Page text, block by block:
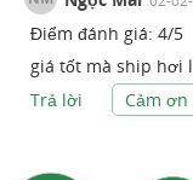
Điểm đánh giá: 4/5
giá tốt mà ship hơi
Trả lời
Cảm ơn